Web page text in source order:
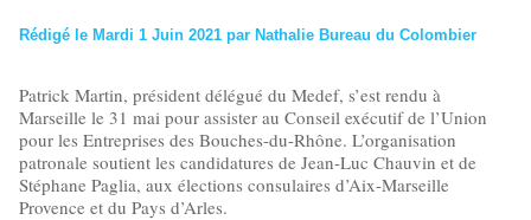
Rédigé le Mardi 1 Juin 2021 par Nathalie Bureau du Colombier
Patrick Martin, président délégué du Medef, s’est rendu à
Marseille le 31 mai pour assister au Conseil exécutif de l’Union
pour les Entreprises des Bouches-du-Rhône. L’organisation
patronale soutient les candidatures de Jean-Luc Chauvin et de
Stéphane Paglia, aux élections consulaires d’Aix-Marseille
Provence et du Pays d’Arles.